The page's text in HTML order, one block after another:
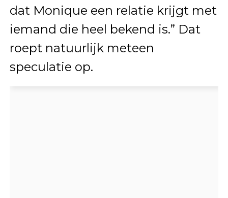
dat Monique een relatie krijgt met
iemand die heel bekend is.” Dat
roept natuurlijk meteen
speculatie op.